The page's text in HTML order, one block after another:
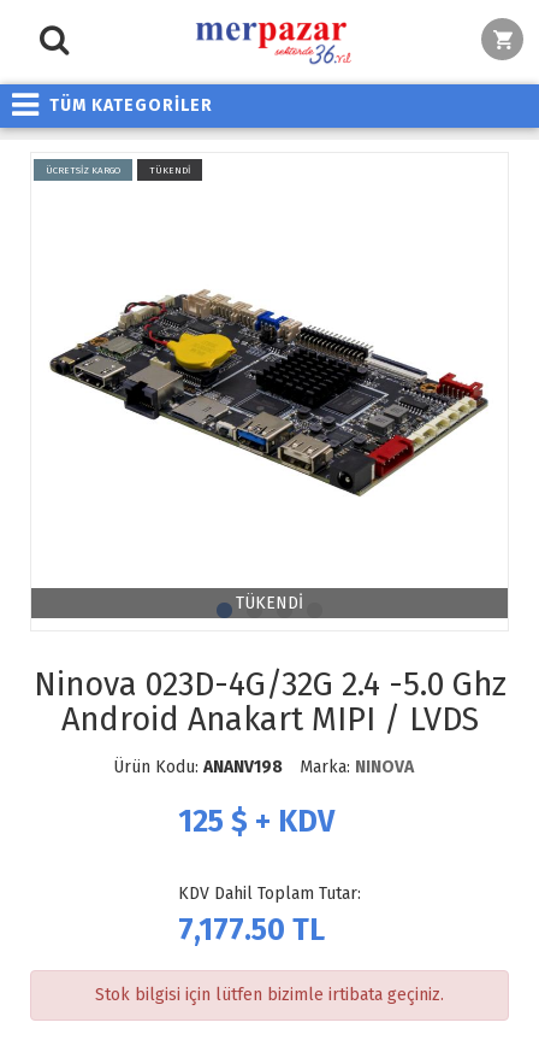
TÜM KATEGORİLER
ÜCRETSİZ KARGO TÜKENDİ
TÜKENDİ
Ninova 023D-4G/32G 2.4 -5.0 Ghz
Android Anakart MIPI / LVDS
Ürün Kodu: ANANV198 Marka: NINOVA
125 $ + KDV
KDV Dahil Toplam Tutar:
7,177.50 TL
Stok bilgisi için lütfen bizimle irtibata geçiniz.